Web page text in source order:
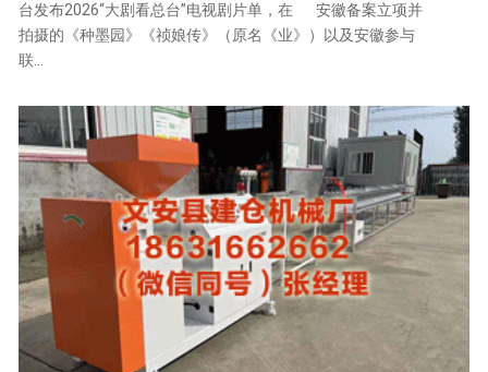
台发布2026“大剧看总台”电视剧片单，在 安徽备案立项并
拍摄的《种墨园》《祯娘传》（原名《业》）以及安徽参与
联...